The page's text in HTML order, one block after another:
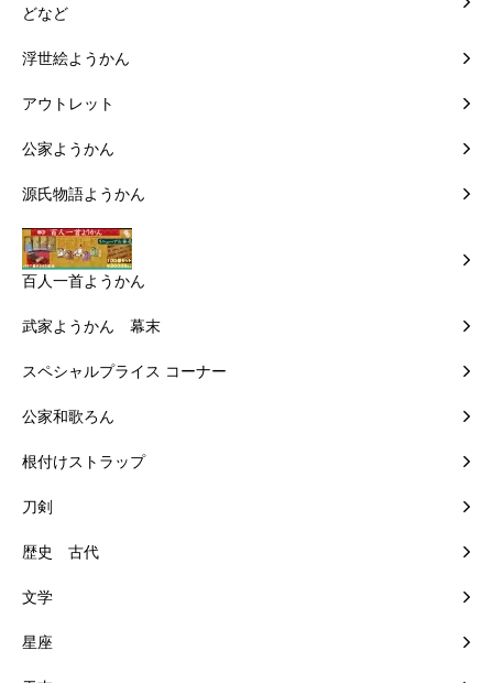
どなど
浮世絵ようかん
アウトレット
公家ようかん
源氏物語ようかん
百人一首ようかん
武家ようかん 幕末
スペシャルプライス コーナー
公家和歌ろん
根付けストラップ
刀剣
歴史 古代
文学
星座